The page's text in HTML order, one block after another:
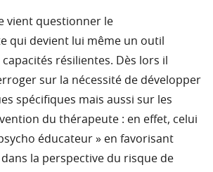
vient questionner le
qui devient lui même un outil
capacités résilientes. Dès lors il
sur la nécessité de développer
spécifiques mais aussi sur les
du thérapeute : en effet, celui
éducateur » en favorisant
la perspective du risque de